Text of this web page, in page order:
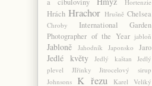
a cibuloviny Hortenzie
Hrách Hrachor Hrušně Chelsea
Chroby
International Garden
Photographer of the Year jabloň
Jabloně Jahodník Japonsko Jaro
Jedlé květy Jedlý kaštan
Jedlý
plevel
JIřinky
Jitrocelový sirup
Johnsons
K řezu
Karel Veliký